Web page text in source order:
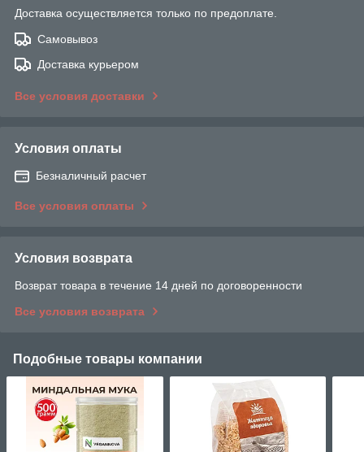
Доставка осуществляется только по предоплате.
Самовывоз
Доставка курьером
Все условия доставки
Условия оплаты
Безналичный расчет
Все условия оплаты
Условия возврата
Возврат товара в течение 14 дней по договоренности
Все условия возврата
Подобные товары компании